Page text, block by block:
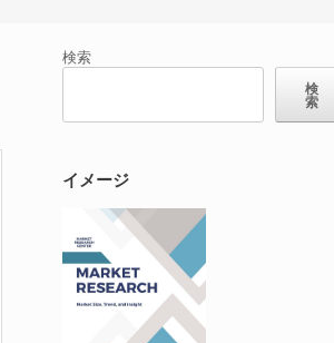
検索
検
索
イメージ